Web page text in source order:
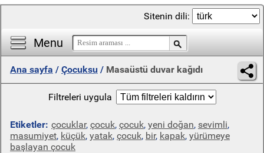
Menu
Sitenin dili:
Ana sayfa / Çocuksu / Masaüstü duvar kağıdı
Filtreleri uygula
Etiketler: çocuklar, çocuk, çocuk, yeni doğan, sevimli,
masumiyet, küçük, yatak, çocuk, bir, kapak, yürümeye
başlayan çocuk